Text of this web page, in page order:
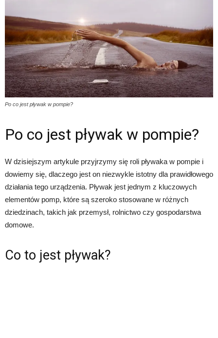
Po co jest pływak w pompie?
Po co jest pływak w pompie?
W dzisiejszym artykule przyjrzymy się roli pływaka w pompie i
dowiemy się, dlaczego jest on niezwykle istotny dla prawidłowego
działania tego urządzenia. Pływak jest jednym z kluczowych
elementów pomp, które są szeroko stosowane w różnych
dziedzinach, takich jak przemysł, rolnictwo czy gospodarstwa
domowe.
Co to jest pływak?